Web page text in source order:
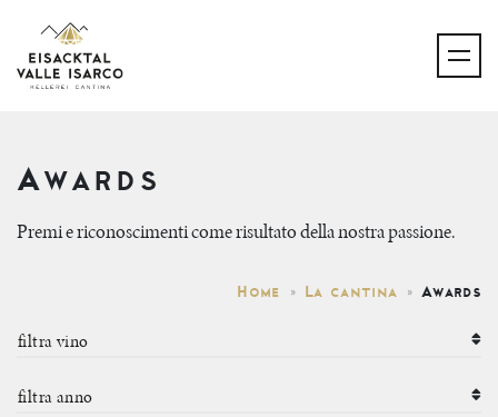
Awards
Premi e riconoscimenti come risultato della nostra passione.
Home La cantina Awards